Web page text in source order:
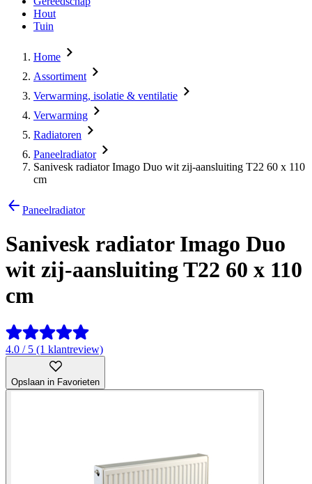
Hout
Tuin
Home
Assortiment
Verwarming, isolatie & ventilatie
Verwarming
Radiatoren
Paneelradiator
Sanivesk radiator Imago Duo wit zij-aansluiting T22 60 x 110
cm
Paneelradiator
Sanivesk radiator Imago Duo
wit zij-aansluiting T22 60 x 110
cm
4.0 / 5 (1 klantreview)
Opslaan in Favorieten